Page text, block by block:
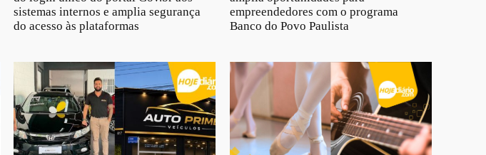
sistemas internos e amplia segurança
do acesso às plataformas
empreendedores com o programa
Banco do Povo Paulista